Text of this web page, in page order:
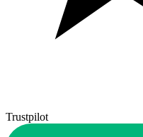
Trustpilot